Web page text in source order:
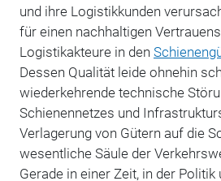
und ihre Logistikkunden
für einen nachhaltigen
Logistikakteure in den
Dessen Qualität leide ohnehin
wiederkehrende technische
Schienennetzes und
Verlagerung von Gütern auf die
wesentliche Säule der
Gerade in einer Zeit, in der Politik